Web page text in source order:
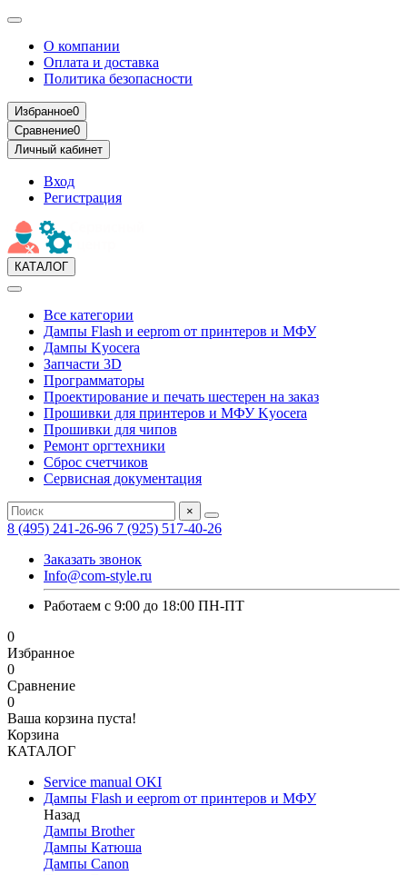
О компании
Оплата и доставка
Политика безопасности
Избранное0
Сравнение0
Личный кабинет
Вход
Регистрация
КАТАЛОГ
Все категории
Дампы Flash и eeprom от принтеров и МФУ
Дампы Kyocera
Запчасти 3D
Программаторы
Проектирование и печать шестерен на заказ
Прошивки для принтеров и МФУ Kyocera
Прошивки для чипов
Ремонт оргтехники
Сброс счетчиков
Сервисная документация
×
8 (495) 241-26-96 7 (925) 517-40-26
Заказать звонок
Info@com-style.ru
Работаем с 9:00 до 18:00 ПН-ПТ
0
Избранное
0
Сравнение
0
Ваша корзина пуста!
Корзина
КАТАЛОГ
Service manual OKI
Дампы Flash и eeprom от принтеров и МФУ
Назад
Дaмпы Brother
Дампы Катюша
Дампы Canon